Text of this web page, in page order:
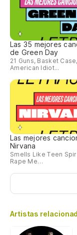
Las 35 mejores
de Green Day
21 Guns, Basket Case,
American Idiot...
Las mejores
Nirvana
Smells Like Teen
Rape Me…
Artistas